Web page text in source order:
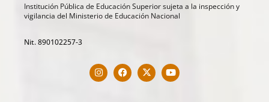
Institución Pública de Educación Superior sujeta a la inspección y
vigilancia del Ministerio de Educación Nacional
Nit. 890102257-3